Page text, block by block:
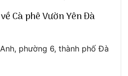
Cà phê Vườn Yên Đà
phường 6, thành phố Đà